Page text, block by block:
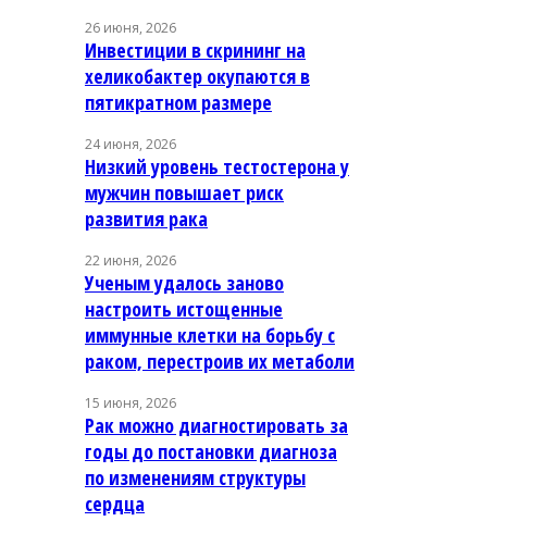
26 июня, 2026
Инвестиции в скрининг на
хеликобактер окупаются в
пятикратном размере
24 июня, 2026
Низкий уровень тестостерона у
мужчин повышает риск
развития рака
22 июня, 2026
Ученым удалось заново
настроить истощенные
иммунные клетки на борьбу с
раком, перестроив их метаболи
15 июня, 2026
Рак можно диагностировать за
годы до постановки диагноза
по изменениям структуры
сердца